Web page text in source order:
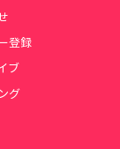
登録
ブ
グ